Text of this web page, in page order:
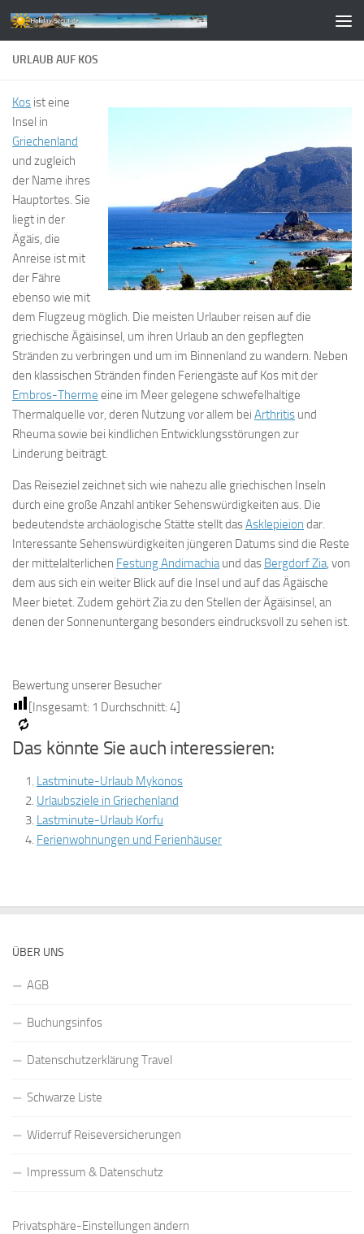
Zum Inhalt springen
URLAUB AUF KOS
Kos ist eine
Insel in
Griechenland
und zugleich
der Name ihres
Hauptortes. Sie
liegt in der
Ägäis, die
Anreise ist mit
der Fähre
ebenso wie mit
dem Flugzeug möglich. Die meisten Urlauber reisen auf die
griechische Ägäisinsel, um ihren Urlaub an den gepflegten
Stränden zu verbringen und um im Binnenland zu wandern. Neben
den klassischen Stränden finden Feriengäste auf Kos mit der
Embros-Therme eine im Meer gelegene schwefelhaltige
Thermalquelle vor, deren Nutzung vor allem bei Arthritis und
Rheuma sowie bei kindlichen Entwicklungsstörungen zur
Linderung beiträgt.
Das Reiseziel zeichnet sich wie nahezu alle griechischen Inseln
durch eine große Anzahl antiker Sehenswürdigkeiten aus. Die
bedeutendste archäologische Stätte stellt dasAsklepieion dar.
Interessante Sehenswürdigkeiten jüngeren Datums sind die Reste
der mittelalterlichen Festung Andimachiaund das Bergdorf Zia, von
dem aus sich ein weiter Blick auf die Insel und auf das Ägäische
Meer bietet. Zudem gehört Zia zu den Stellen der Ägäisinsel, an
denen der Sonnenuntergang besonders eindrucksvoll zu sehen ist.
Bewertung unserer Besucher
[Insgesamt: 1 Durchschnitt: 4]
Das könnte Sie auch interessieren:
Lastminute-Urlaub Mykonos
Urlaubsziele in Griechenland
Lastminute-Urlaub Korfu
Ferienwohnungen und Ferienhäuser
ÜBER UNS
AGB
Buchungsinfos
Datenschutzerklärung Travel
Schwarze Liste
Widerruf Reiseversicherungen
Impressum & Datenschutz
Privatsphäre-Einstellungen ändern